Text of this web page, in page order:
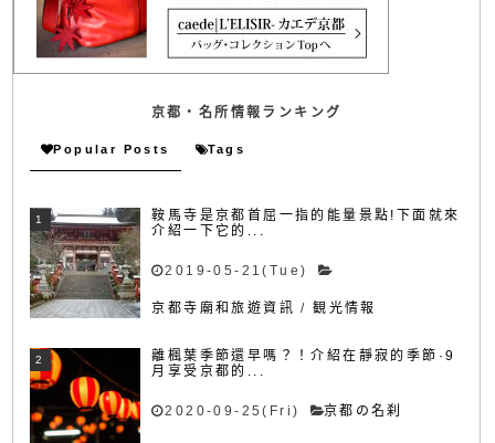
京都・名所情報ランキング
Popular Posts Tags
鞍馬寺是京都首屈一指的能量景點!下面就來
介紹一下它的...
2019-05-21(Tue)
京都寺廟和旅遊資訊 /観光情報
離楓葉季節還早嗎？！介紹在靜寂的季節·9
月享受京都的...
2020-09-25(Fri) 京都の名刹